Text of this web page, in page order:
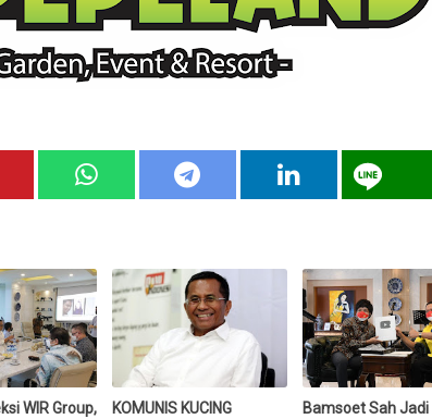
WIR Group,
KOMUNIS KUCING
Bamsoet Sah Jadi